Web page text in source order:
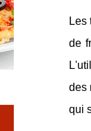
Les
de
des
qui